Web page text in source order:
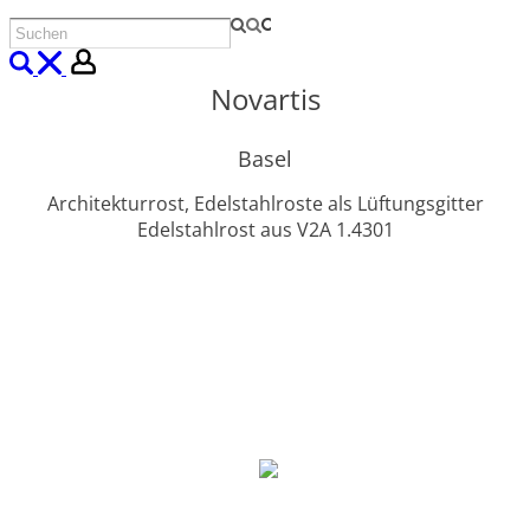
Novartis
Basel
Architekturrost, Edelstahlroste als Lüftungsgitter
Edelstahlrost aus V2A 1.4301